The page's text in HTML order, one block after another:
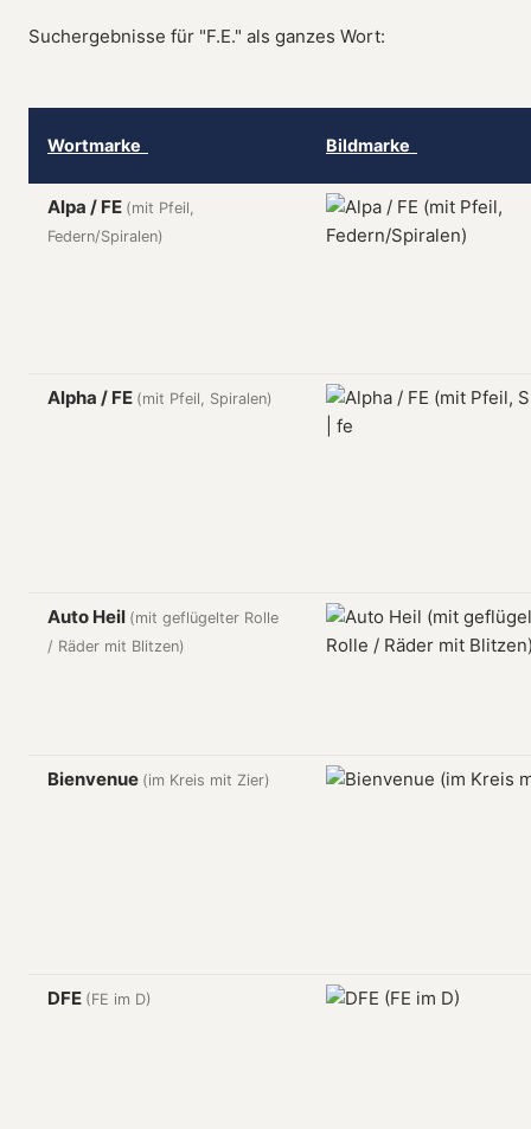
Suchergebnisse für "F.E." als ganzes Wort:
Wortmarke Bildmarke
Alpa / FE (mit Pfeil,
Federn/Spiralen)
Alpha / FE (mit Pfeil, Spiralen)
Auto Heil (mit geflügelter Rolle
/ Räder mit Blitzen)
Bienvenue (im Kreis mit Zier)
DFE (FE im D)